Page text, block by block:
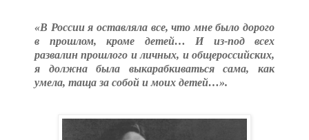
«В России я оставляла все, что мне было дорого
в прошлом, кроме детей… И из-под всех
развалин прошлого и личных, и общероссийских,
я должна была выкарабкиваться сама, как
умела, таща за собой и моих детей…».